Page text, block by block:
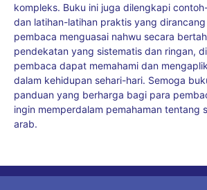
kompleks. Buku ini juga dilengkapi
dan latihan-latihan praktis yang
pembaca menguasai nahwu secara
pendekatan yang sistematis dan ringan,
pembaca dapat memahami dan
dalam kehidupan sehari-hari. Semoga
panduan yang berharga bagi para
ingin memperdalam pemahaman tentang
arab.